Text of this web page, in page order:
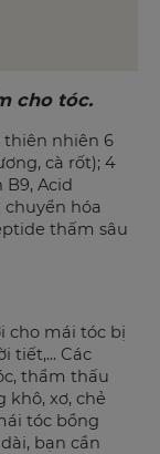
cho tóc.
thiên nhiên 6
cà rốt); 4
Acid
chuyển hóa
thấm sâu
cho mái tóc bị
tiết,... Các
thẩm thấu
khô, xơ, chẻ
tóc bồng
bạn cần